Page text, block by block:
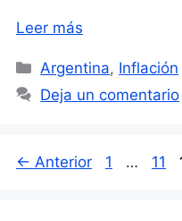
Leer más
Categorías
Argentina, Inflación
Deja un comentario
← Anterior Página
1 … 11